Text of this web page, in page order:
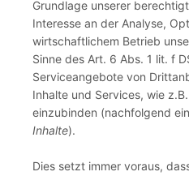
Grundlage unserer
Interesse an der Analyse,
wirtschaftlichem Betrieb
Sinne des Art. 6 Abs. 1 lit. f
Serviceangebote von
Inhalte und Services, wie
einzubinden (nachfolgend
Inhalte).
Dies setzt immer voraus,